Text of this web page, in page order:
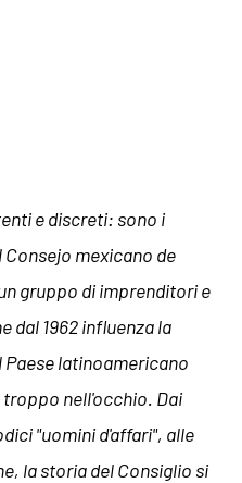
e discreti: sono i
Consejo mexicano de
gruppo di imprenditori e
dal 1962 influenza la
latinoamericano
troppo nell'occhio. Dai
"uomini d'affari", alle
la storia del Consiglio si